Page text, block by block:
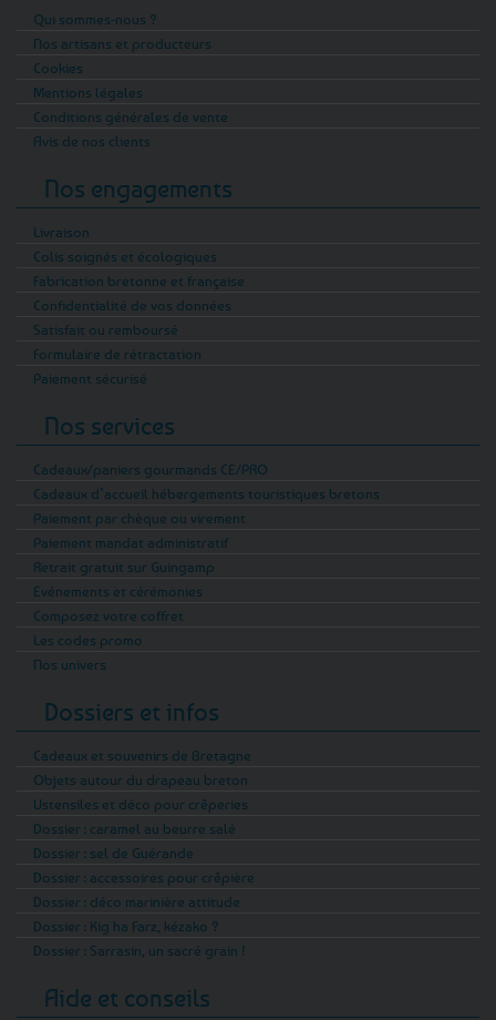
Qui sommes-nous ?
Nos artisans et producteurs
Cookies
Mentions légales
Conditions générales de vente
Avis de nos clients
Nos engagements
Livraison
Colis soignés et écologiques
Fabrication bretonne et française
Confidentialité de vos données
Satisfait ou remboursé
Formulaire de rétractation
Paiement sécurisé
Nos services
Cadeaux/paniers gourmands CE/PRO
Cadeaux d’accueil hébergements touristiques bretons
Paiement par chèque ou virement
Paiement mandat administratif
Retrait gratuit sur Guingamp
Evénements et cérémonies
Composez votre coffret
Les codes promo
Nos univers
Dossiers et infos
Cadeaux et souvenirs de Bretagne
Objets autour du drapeau breton
Ustensiles et déco pour crêperies
Dossier : caramel au beurre salé
Dossier : sel de Guérande
Dossier : accessoires pour crêpière
Dossier : déco marinière attitude
Dossier : Kig ha Farz, kézako ?
Dossier : Sarrasin, un sacré grain !
Aide et conseils